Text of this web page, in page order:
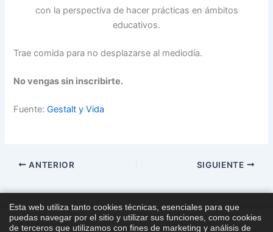
con la perspectiva de hacer prácticas en ámbitos
educativos.
Trae comida para no desplazarse al mediodía.
No vengas sin inscribirte.
Fuente:Gestalt y Vida
ANTERIOR SIGUIENTE
Esta web utiliza tanto cookies técnicas, esenciales para que
puedas navegar por el sitio y utilizar sus funciones, como cookies
de terceros que utilizamos con fines de marketing y análisis de